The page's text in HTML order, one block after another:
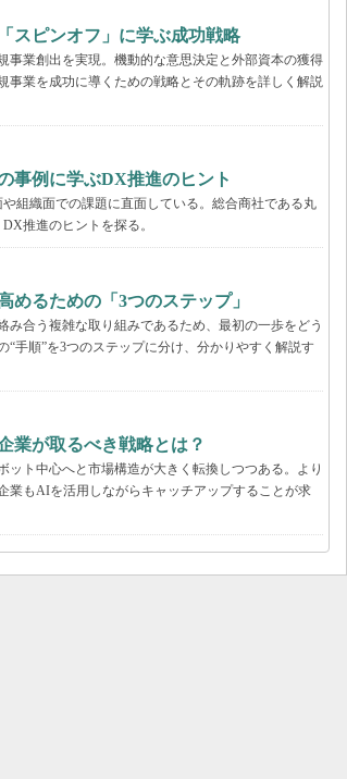
スピンオフ」に学ぶ成功戦略
事業創出を実現。機動的な意思決定と外部資本の獲得
事業を成功に導くための戦略とその軌跡を詳しく解説
事例に学ぶDX推進のヒント
組織面での課題に直面している。総合商社である丸
推進のヒントを探る。
るための「3つのステップ」
合う複雑な取り組みであるため、最初の一歩をどう
手順”を3つのステップに分け、分かりやすく解説す
業が取るべき戦略とは？
ト中心へと市場構造が大きく転換しつつある。より
業もAIを活用しながらキャッチアップすることが求